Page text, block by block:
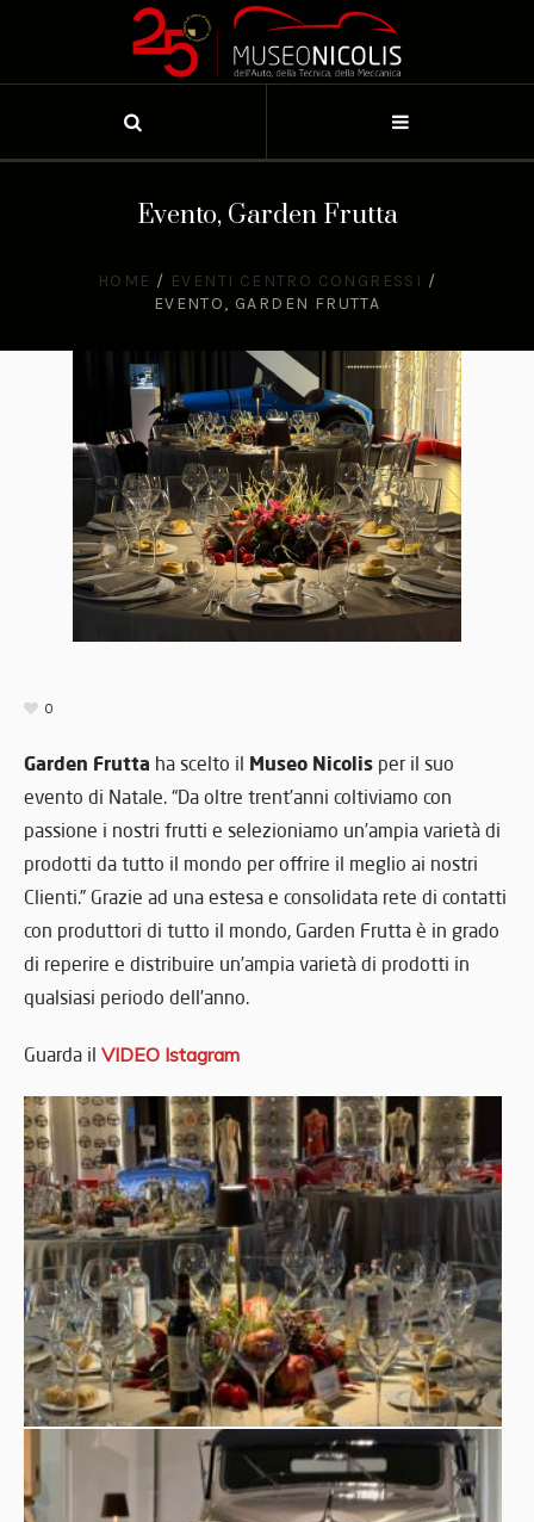
Evento, Garden Frutta
HOME / EVENTI CENTRO CONGRESSI /
EVENTO, GARDEN FRUTTA
0
Garden Frutta ha scelto il Museo Nicolis per il suo
evento di Natale. “Da oltre trent’anni coltiviamo con
passione i nostri frutti e selezioniamo un’ampia varietà di
prodotti da tutto il mondo per offrire il meglio ai nostri
Clienti.” Grazie ad una estesa e consolidata rete di contatti
con produttori di tutto il mondo, Garden Frutta è in grado
di reperire e distribuire un’ampia varietà di prodotti in
qualsiasi periodo dell’anno.
Guarda il VIDEO Istagram